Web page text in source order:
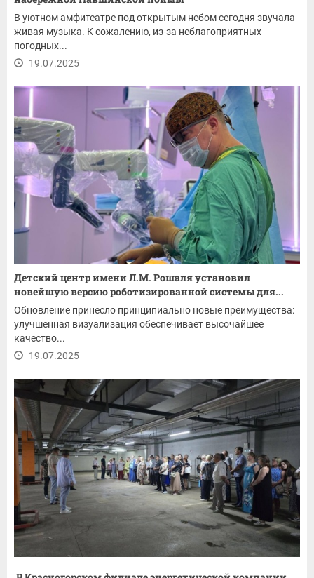
В уютном амфитеатре под открытым небом сегодня звучала
живая музыка. К сожалению, из-за неблагоприятных
погодных...
19.07.2025
Детский центр имени Л.М. Рошаля установил
новейшую версию роботизированной системы для...
Обновление принесло принципиально новые преимущества:
улучшенная визуализация обеспечивает высочайшее
качество...
19.07.2025